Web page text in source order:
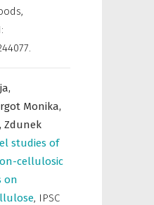
,
Monika,
Zdunek
studies of
cellulosic
on
, IPSC